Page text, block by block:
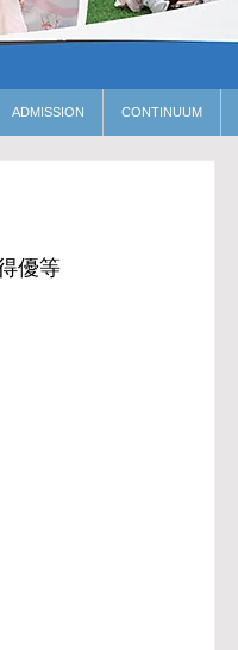
ADMISSION CONTINUUM
優等